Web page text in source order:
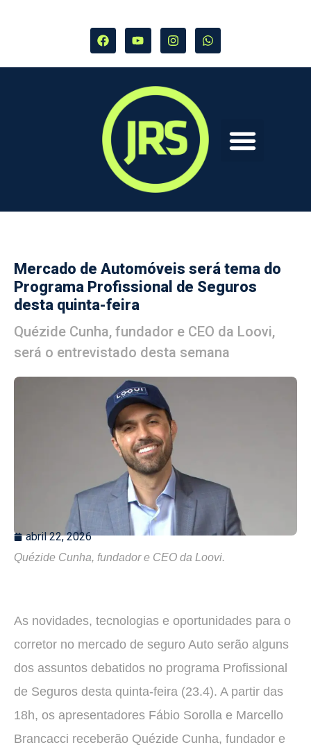
Mercado de Automóveis será tema do
Programa Profissional de Seguros
desta quinta-feira
Quézide Cunha, fundador e CEO da Loovi,
será o entrevistado desta semana
abril 22, 2026
Quézide Cunha, fundador e CEO da Loovi.
As novidades, tecnologias e oportunidades para o
corretor no mercado de seguro Auto serão alguns
dos assuntos debatidos no programa Profissional
de Seguros desta quinta-feira (23.4). A partir das
18h, os apresentadores Fábio Sorolla e Marcello
Brancacci receberão Quézide Cunha, fundador e